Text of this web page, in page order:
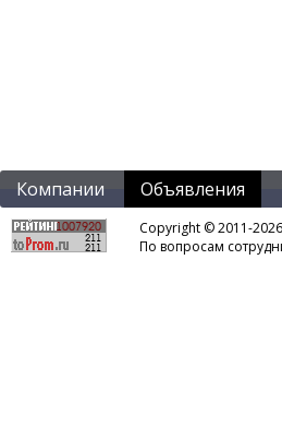
Компании Объявления
Copyright © 2011-
По вопросам